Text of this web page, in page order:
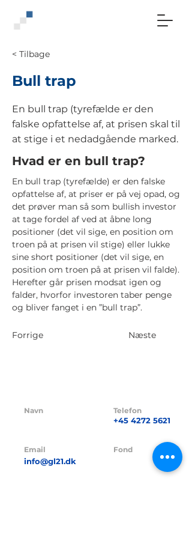
< Tilbage
Bull trap
En bull trap (tyrefælde er den
falske opfattelse af, at prisen skal til
at stige i et nedadgående marked.
Hvad er en bull trap?
En bull trap (tyrefælde) er den falske
opfattelse af, at priser er på vej opad, og
det prøver man så som bullish investor
at tage fordel af ved at åbne long
positioner (det vil sige, en position om
troen på at prisen vil stige) eller lukke
sine short positioner (det vil sige, en
position om troen på at prisen vil falde).
Herefter går prisen modsat igen og
falder, hvorfor investoren taber penge
og bliver fanget i en ”bull trap”.
Forrige Næste
Navn
Email
info@gl21.dk
Telefon
+45 4272 5621
Fond
GL21 I A/S